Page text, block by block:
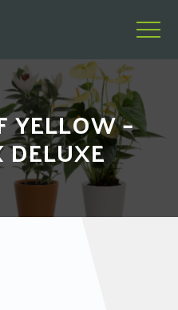
YELLOW –
DELUXE